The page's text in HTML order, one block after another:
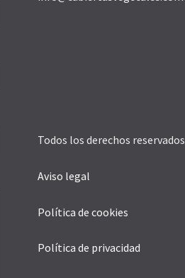
Todos los derechos reservados
Aviso legal
Política de cookies
Política de privacidad